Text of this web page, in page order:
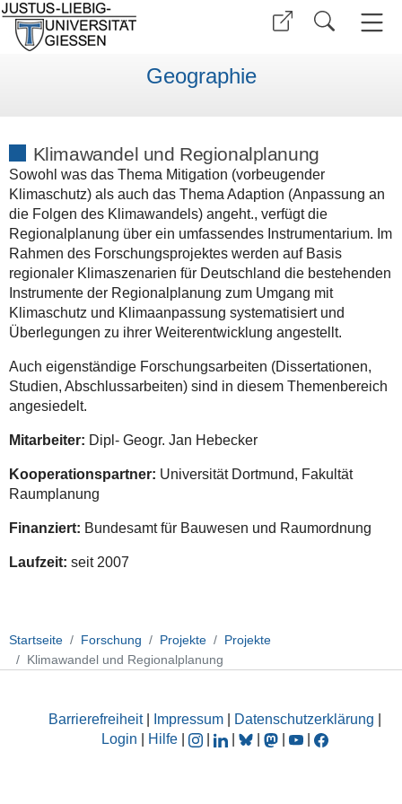
Geographie
Klimawandel und Regionalplanung
Sowohl was das Thema Mitigation (vorbeugender
Klimaschutz) als auch das Thema Adaption (Anpassung an
die Folgen des Klimawandels) angeht., verfügt die
Regionalplanung über ein umfassendes Instrumentarium. Im
Rahmen des Forschungsprojektes werden auf Basis
regionaler Klimaszenarien für Deutschland die bestehenden
Instrumente der Regionalplanung zum Umgang mit
Klimaschutz und Klimaanpassung systematisiert und
Überlegungen zu ihrer Weiterentwicklung angestellt.
Auch eigenständige Forschungsarbeiten (Dissertationen,
Studien, Abschlussarbeiten) sind in diesem Themenbereich
angesiedelt.
Mitarbeiter: Dipl- Geogr. Jan Hebecker
Kooperationspartner: Universität Dortmund, Fakultät
Raumplanung
Finanziert: Bundesamt für Bauwesen und Raumordnung
Laufzeit: seit 2007
Startseite Forschung Projekte
Projekte
Klimawandel und Regionalplanung
Barrierefreiheit| Impressum Datenschutzerklärung
Login
Hilfe